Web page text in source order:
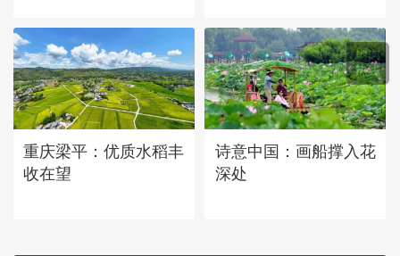
重庆梁平：优质水稻丰
收在望
诗意中国：画船撑入花
深处